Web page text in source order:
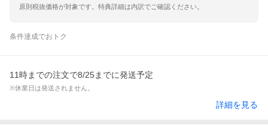
原則税抜価格が対象です。特典詳細は内訳でご確認ください。
条件達成でおトク
11時までの注文で8/25までに発送予定
※休業日は発送されません。
詳細を見る